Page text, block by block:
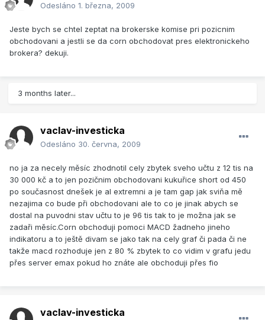
Odesláno 1. března, 2009
Jeste bych se chtel zeptat na brokerske komise pri pozicnim
obchodovani a jestli se da corn obchodovat pres elektronickeho
brokera? dekuji.
3 months later...
vaclav-investicka
Odesláno 30. června, 2009
no ja za necely měsíc zhodnotil cely zbytek sveho učtu z 12 tis na
30 000 kč a to jen pozičnim obchodovani kukuřice short od 450
po současnost dnešek je al extremni a je tam gap jak sviňa mě
nezajima co bude při obchodovani ale to co je jinak abych se
dostal na puvodni stav učtu to je 96 tis tak to je možna jak se
zadaři měsíc.Corn obchoduji pomoci MACD žadneho jineho
indikatoru a to ještě divam se jako tak na cely graf či pada či ne
takže macd rozhoduje jen z 80 % zbytek to co vidim v grafu jedu
přes server emax pokud ho znáte ale obchoduji přes fio
vaclav-investicka